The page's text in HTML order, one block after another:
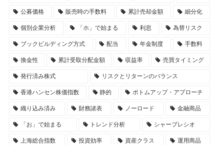
公募価格 販売時の手数料 累計売却金額 細分化
個別企業分析 「ホ」で始まる 利息 為替リスク
ブックビルディング方式 配当 年金制度 手数料
換金性 累計受取分配金額 収益率 売買タイミング
発行済み株式 リスクとリターンのバランス
香港ハンセン株価指数 静的 ボトムアップ・アプローチ
織り込み済み 財務諸表 ノーロード 金融商品
「お」で始まる トレンド分析 シャープレシオ
上海総合指数 投資効率 資産クラス 運用商品